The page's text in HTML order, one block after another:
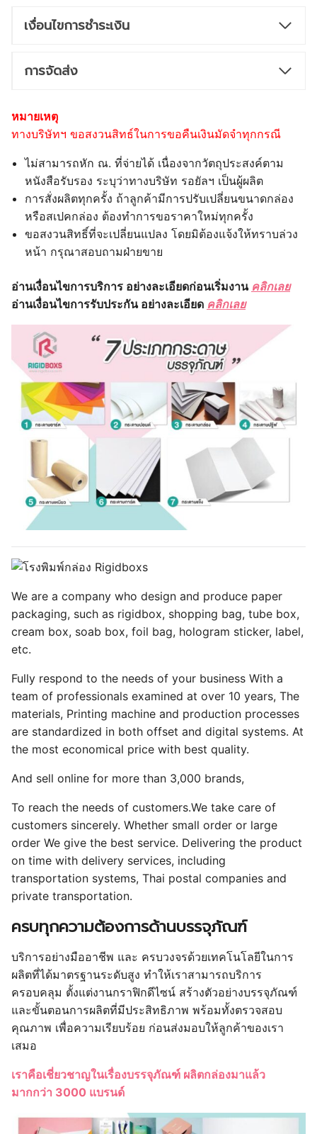
เงื่อนไขการชำระเงิน
การจัดส่ง
หมายเหตุ
ทางบริษัทฯ ขอสงวนสิทธ์ในการขอคืนเงินมัดจำทุกกรณี
ไม่สามารถหัก ณ. ที่จ่ายได้ เนื่องจากวัตถุประสงค์ตาม
หนังสือรับรอง ระบุว่าทางบริษัท รอยัลฯ เป็นผู้ผลิต
การสั่งผลิตทุกครั้ง ถ้าลูกค้ามีการปรับเปลี่ยนขนาดกล่อง
หรือสเปคกล่อง ต้องทำการขอราคาใหม่ทุกครั้ง
ขอสงวนสิทธิ์ที่จะเปลี่ยนแปลง โดยมิต้องแจ้งให้ทราบล่วง
หน้า กรุณาสอบถามฝ่ายขาย
อ่านเงื่อนไขการบริการ อย่างละเอียดก่อนเริ่มงาน คลิกเลย
อ่านเงื่อนไขการรับประกัน อย่างละเอียด คลิกเลย
We are a company who design and produce paper
packaging, such as rigidbox, shopping bag, tube box,
cream box, soab box, foil bag, hologram sticker, label,
etc.
Fully respond to the needs of your business With a
team of professionals examined at over 10 years, The
materials, Printing machine and production processes
are standardized in both offset and digital systems. At
the most economical price with best quality.
And sell online for more than 3,000 brands,
To reach the needs of customers.We take care of
customers sincerely. Whether small order or large
order We give the best service. Delivering the product
on time with delivery services, including
transportation systems, Thai postal companies and
private transportation.
ครบทุกความต้องการด้านบรรจุภัณฑ์
บริการอย่างมืออาชีพ และ ครบวงจรด้วยเทคโนโลยีในการ
ผลิตที่ได้มาตรฐานระดับสูง ทำให้เราสามารถบริการ
ครอบคลุม ตั้งแต่งานกราฟิกดีไซน์ สร้างตัวอย่างบรรจุภัณฑ์
และขั้นตอนการผลิตที่มีประสิทธิภาพ พร้อมทั้งตรวจสอบ
คุณภาพ เพื่อความเรียบร้อย ก่อนส่งมอบให้ลูกค้าของเรา
เสมอ
เราคือเชี่ยวชาญในเรื่องบรรจุภัณฑ์ ผลิตกล่องมาแล้ว
มากกว่า 3000 แบรนด์